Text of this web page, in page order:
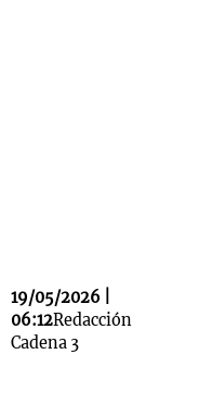
19/05/2026 |
06:12Redacción
Cadena 3